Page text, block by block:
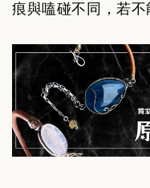
痕與嗑碰不同，若不